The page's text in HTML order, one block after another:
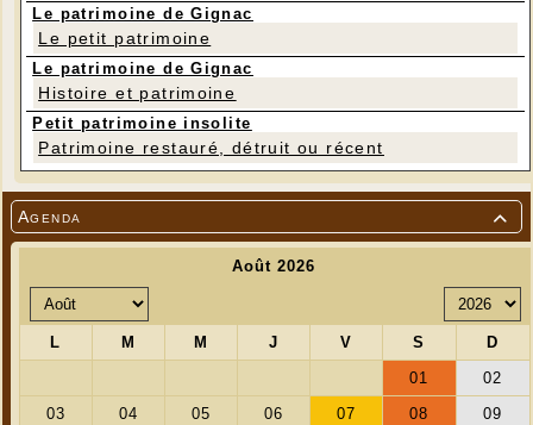

Agenda
Le patrimoine de Gignac
Le petit patrimoine
Le patrimoine de Gignac
Histoire et patrimoine
Petit patrimoine insolite
Patrimoine restauré, détruit ou récent